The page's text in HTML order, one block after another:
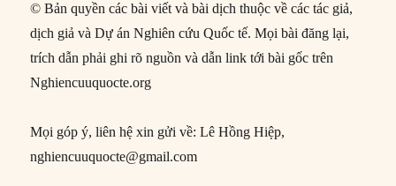
© Bản quyền các bài viết và bài dịch thuộc về các tác giả,
dịch giả và Dự án Nghiên cứu Quốc tế. Mọi bài đăng lại,
trích dẫn phải ghi rõ nguồn và dẫn link tới bài gốc trên
Nghiencuuquocte.org
Mọi góp ý, liên hệ xin gửi về: Lê Hồng Hiệp,
nghiencuuquocte@gmail.com